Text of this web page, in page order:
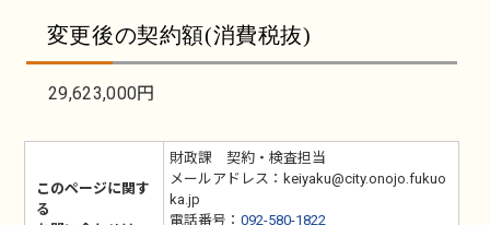
変更後の契約額(消費税抜)
29,623,000円
このページに関す
る
財政課 契約・検査担当
メールアドレス：keiyaku@city.onojo.fukuo
ka.jp
電話番号： 092-580-1822